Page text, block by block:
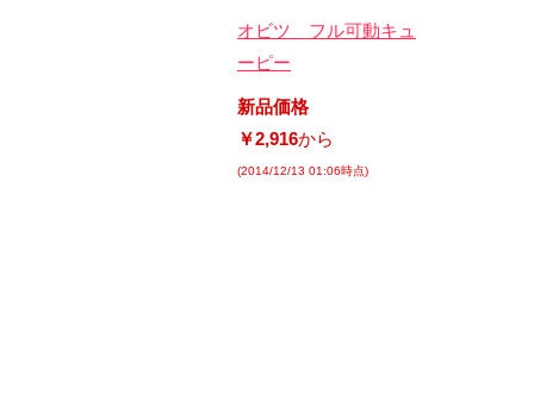
オビツ フル可動キュ
ーピー
新品価格
￥2,916から
(2014/12/13 01:06時点)